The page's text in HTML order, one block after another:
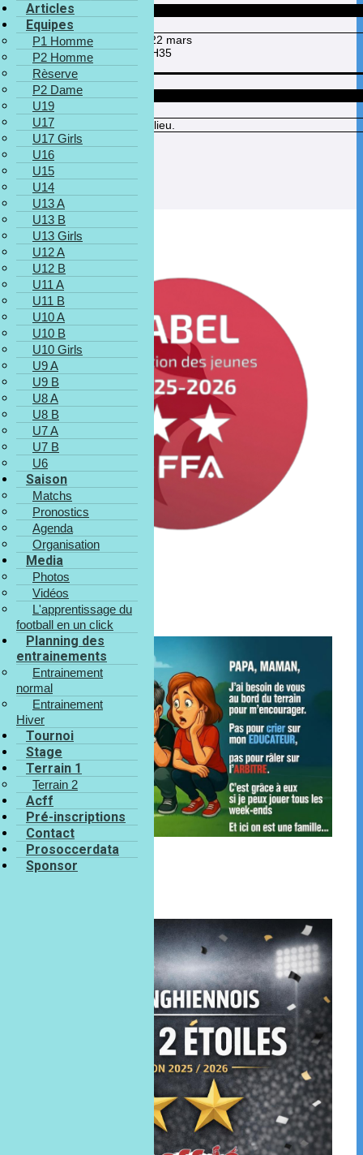
Articles
Equipes
P1 Homme
P2 Homme
Rèserve
P2 Dame
U19
U17
U17 Girls
U16
U15
U14
U13 A
U13 B
U13 Girls
U12 A
U12 B
U11 A
U11 B
U10 A
U10 B
U10 Girls
U9 A
U9 B
U8 A
U8 B
U7 A
U7 B
U6
Saison
Matchs
Pronostics
Agenda
Organisation
Media
Photos
Vidéos
L'apprentissage du
football en un click
Planning des
entrainements
Entrainement
normal
Entrainement
Hiver
Tournoi
Stage
Terrain 1
Terrain 2
Acff
Pré-inscriptions
Contact
Prosoccerdata
Sponsor
Date
Jour du match
dimanche 22 mars
Heure de rendez-vous10H35
Heure du match11H00
Lieu
Aucune information sur le lieu.